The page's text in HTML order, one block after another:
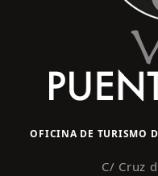
OFICINA DE TURISMO
C/ Cruz